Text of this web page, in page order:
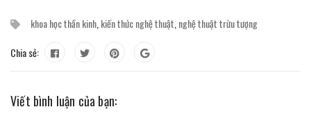
khoa học thần kinh kiến thức nghệ thuật nghệ thuật trừu tượng
Chia sẻ:
Viết bình luận của bạn: